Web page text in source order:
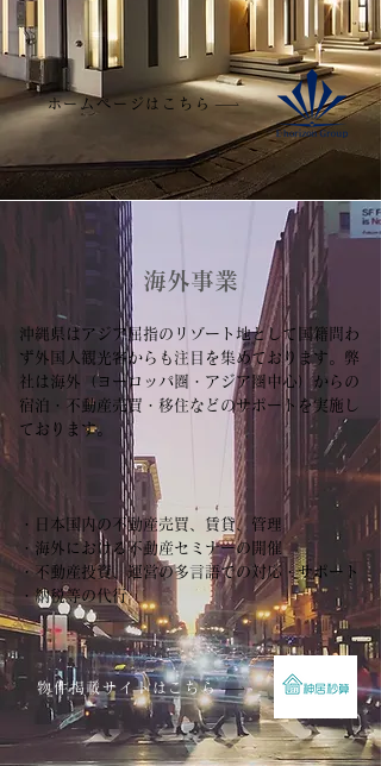
ホームページはこちら
​海外事業
沖縄県はアジア屈指のリゾート地として国籍問わ
ず外国人観光客からも注目を集めております。弊
社は海外（ヨーロッパ圏・アジア圏中心）からの
宿泊・不動産売買・移住などのサポートを実施し
ております。
・日本国内の不動産売買、賃貸、管理
・海外における不動産セミナーの開催
・不動産投資、運営の多言語での対応・サポート
・納税等の代行
物件掲載サイトはこちら